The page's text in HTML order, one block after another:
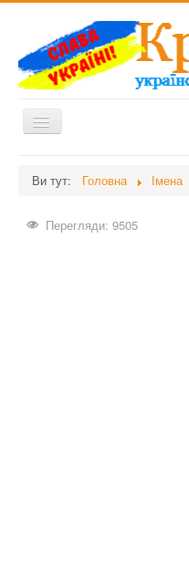
Перемикач
навігації
Здоров'я
Ви тут: Головна Імена
Перегляди: 9505